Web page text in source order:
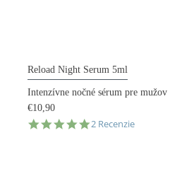
Reload Night Serum 5ml
Intenzívne nočné sérum pre mužov
€10,90
5.0
2 Recenzie